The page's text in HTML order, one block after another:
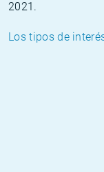
2021.
Los tipos de